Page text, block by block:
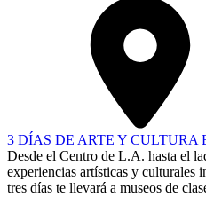
3 DÍAS DE ARTE Y CULTURA
Desde el Centro de L.A. hasta el
experiencias artísticas y culturales
tres días te llevará a museos de